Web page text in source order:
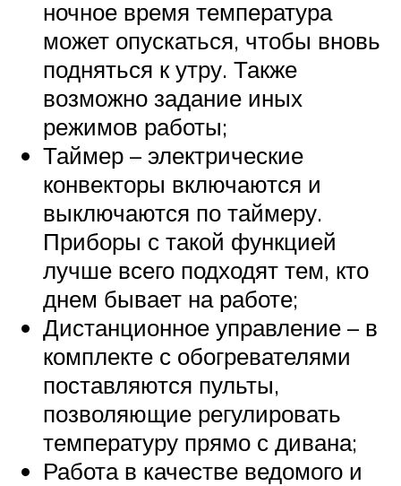
ночное время температура
может опускаться, чтобы вновь
подняться к утру. Также
возможно задание иных
режимов работы;
Таймер – электрические
конвекторы включаются и
выключаются по таймеру.
Приборы с такой функцией
лучше всего подходят тем, кто
днем бывает на работе;
Дистанционное управление – в
комплекте с обогревателями
поставляются пульты,
позволяющие регулировать
температуру прямо с дивана;
Работа в качестве ведомого и